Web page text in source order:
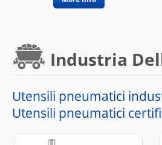
Industria
Utensili pneumatici
Utensili pneumatici